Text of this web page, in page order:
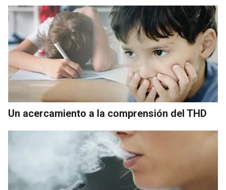
Un acercamiento a la comprensión del THD